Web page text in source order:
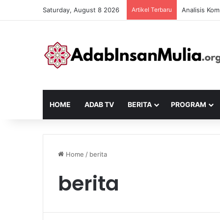
Saturday, August 8 2026 Artikel Terbaru Analisis
HOME ADAB TV BERITA PROGRAM
Home / berita
berita